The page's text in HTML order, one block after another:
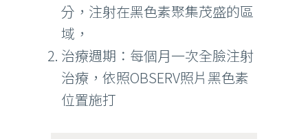
分，注射在黑色素聚集茂盛的區
域，
治療週期：每個月一次全臉注射
治療，依照OBSERV照片黑色素
位置施打